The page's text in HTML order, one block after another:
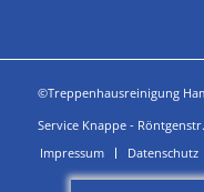
©Treppenhausreinigung
Service Knappe -
Impressum
Datenschutz